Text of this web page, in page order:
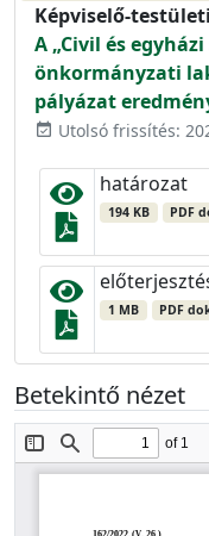
Képviselő-
A „Civil és
önkormányzati
pályázat
event_available Utolsó frissítés:
határozat
194 KB PDF
1 MB PDF
Betekintő nézet